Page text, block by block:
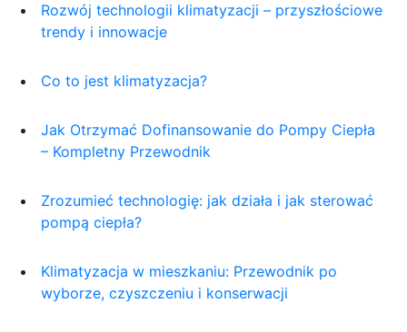
Rozwój technologii klimatyzacji – przyszłościowe
trendy i innowacje
Co to jest klimatyzacja?
Jak Otrzymać Dofinansowanie do Pompy Ciepła
– Kompletny Przewodnik
Zrozumieć technologię: jak działa i jak sterować
pompą ciepła?
Klimatyzacja w mieszkaniu: Przewodnik po
wyborze, czyszczeniu i konserwacji